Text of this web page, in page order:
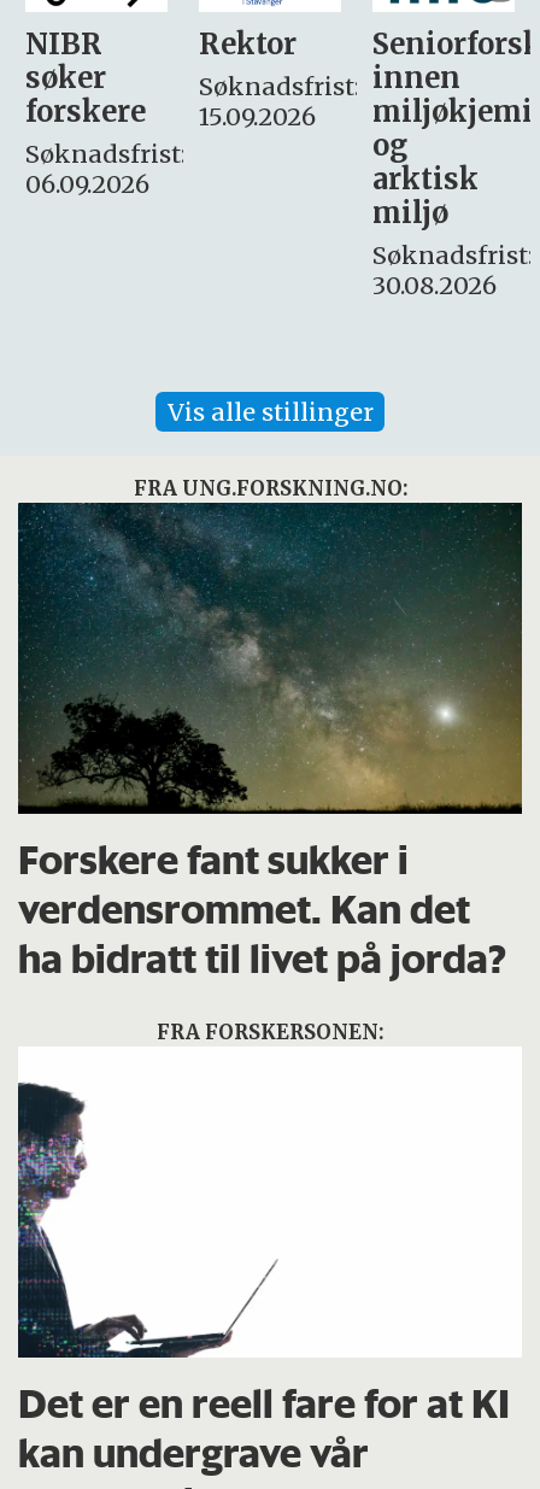
Rektor
Søknadsfrist:
15.09.2026
Seniorforsker
innen
miljøkjemi
søker
– fast
Søknadsfrist:
16. august.
Vis alle stillinger
FRA UNG.FORSKNING.NO:
Forskere fant sukker i
verdensrommet. Kan det
ha bidratt til livet på jorda?
FRA FORSKERSONEN:
Det er en reell fare for at KI
kan undergrave vår